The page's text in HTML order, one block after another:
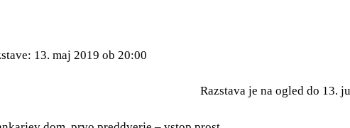
13. maj 2019 ob 20:00
Razstava je na ogled do 13.